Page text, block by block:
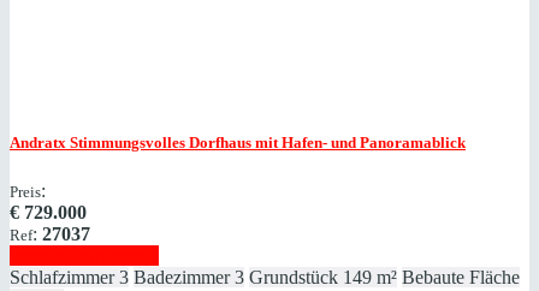
Andratx Stimmungsvolles Dorfhaus mit Hafen- und Panoramablick
Preis:
€ 729.000
Ref: 27037
Schlafzimmer 3 Badezimmer 3 Grundstück 149 m² Bebaute Fläche